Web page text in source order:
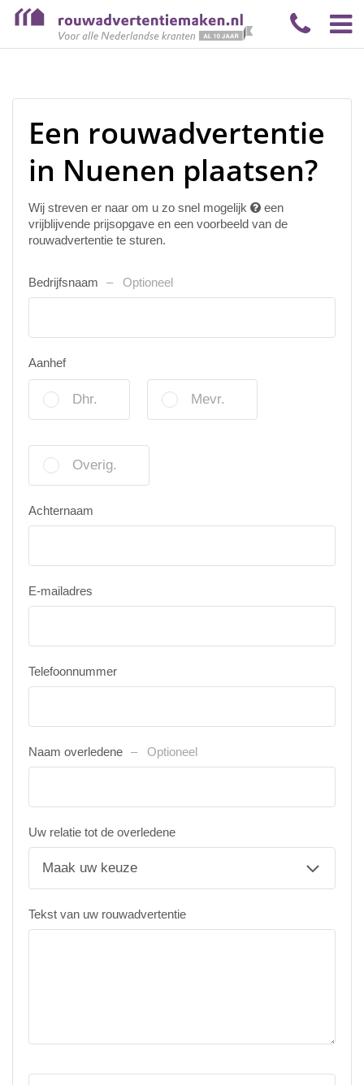
Een rouwadvertentie
in Nuenen plaatsen?
Wij streven er naar om u zo snel mogelijk
een
vrijblijvende prijsopgave en een voorbeeld van de
rouwadvertentie te sturen.
Bedrijfsnaam Optioneel
Aanhef
Dhr. Mevr.
Overig.
Achternaam
E-mailadres
Telefoonnummer
Naam overledene Optioneel
Uw relatie tot de overledene
Tekst van uw rouwadvertentie